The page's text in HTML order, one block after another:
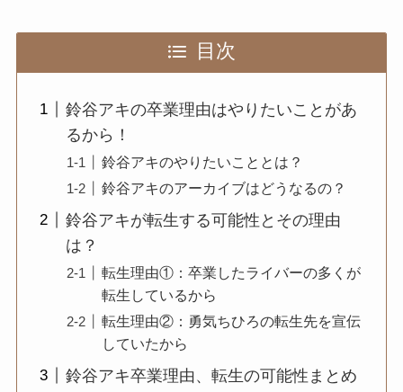
目次
鈴谷アキの卒業理由はやりたいことがあ
るから！
鈴谷アキのやりたいこととは？
鈴谷アキのアーカイブはどうなるの？
鈴谷アキが転生する可能性とその理由
は？
転生理由①：卒業したライバーの多くが
転生しているから
転生理由②：勇気ちひろの転生先を宣伝
していたから
鈴谷アキ卒業理由、転生の可能性まとめ